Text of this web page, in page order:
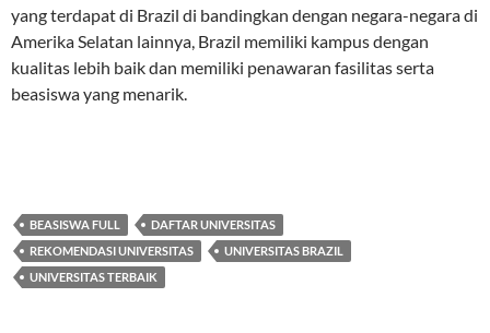
yang terdapat di Brazil di bandingkan dengan negara-negara di
Amerika Selatan lainnya, Brazil memiliki kampus dengan
kualitas lebih baik dan memiliki penawaran fasilitas serta
beasiswa yang menarik.
BEASISWA FULL
DAFTAR UNIVERSITAS
REKOMENDASI UNIVERSITAS
UNIVERSITAS BRAZIL
UNIVERSITAS TERBAIK